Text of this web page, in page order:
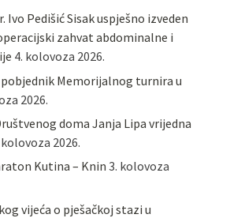
Ivo Pedišić Sisak uspješno izveden
zahvat abdominalne i
4. kolovoza 2026.
Memorijalnog turnira u
2026.
doma Janja Lipa vrijedna
2026.
Kutina – Knin 3. kolovoza
vijeća o pješačkoj stazi u